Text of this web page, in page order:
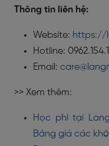
Thông tin liên hệ:
Website: https://
Hotline:
Email:
>> Xem thêm:
Học phí tại
Bảng giá các